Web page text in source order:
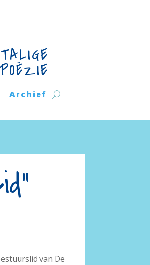
POËZIE
Archief
van De